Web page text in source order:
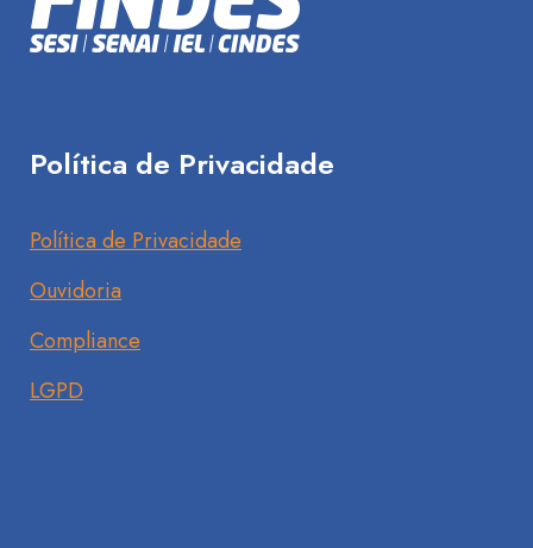
Política de Privacidade
Política de Privacidade
Ouvidoria
Compliance
LGPD